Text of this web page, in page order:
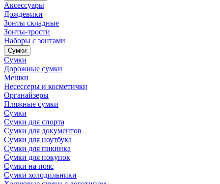
Аксессуары
Дождевики
Зонты складные
Зонты-трости
Наборы с зонтами
Сумки
Сумки
Дорожные сумки
Мешки
Несессеры и косметички
Органайзеры
Пляжные сумки
Сумки
Сумки для спорта
Сумки для документов
Сумки для ноутбука
Сумки для пикника
Сумки для покупок
Сумки на пояс
Сумки холодильники